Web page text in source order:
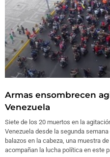
Armas ensombrecen
Venezuela
Siete de los 20 muertos en la
Venezuela desde la segunda
balazos en la cabeza, una muestra
acompañan la lucha política en este